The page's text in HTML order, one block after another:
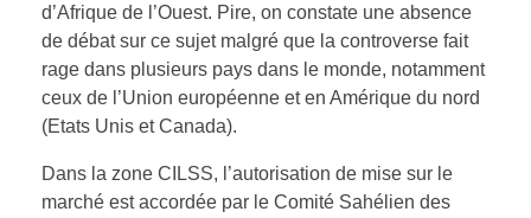
d’Afrique de l’Ouest. Pire, on constate une absence
de débat sur ce sujet malgré que la controverse fait
rage dans plusieurs pays dans le monde, notamment
ceux de l’Union européenne et en Amérique du nord
(Etats Unis et Canada).
Dans la zone CILSS, l’autorisation de mise sur le
marché est accordée par le Comité Sahélien des